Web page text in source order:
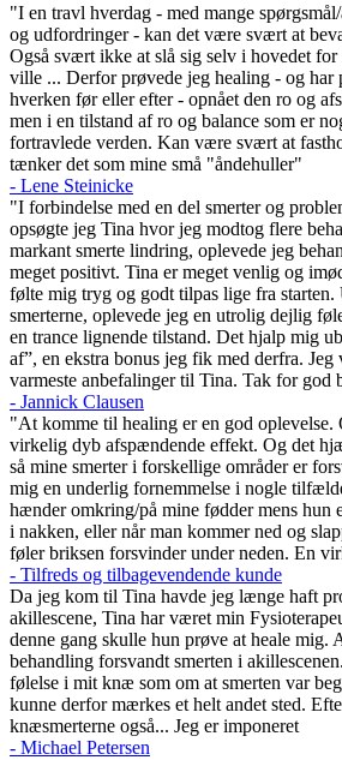
"I en travl hverdag - med mange
og udfordringer - kan det være svært at
Også svært ikke at slå sig selv i hovedet for
ville ... Derfor prøvede jeg healing - og har
hverken før eller efter - opnået den ro og
men i en tilstand af ro og balance som er
fortravlede verden. Kan være svært at
tænker det som mine små "åndehuller"
- Lene Steinicke
"I forbindelse med en del smerter og
opsøgte jeg Tina hvor jeg modtog flere
markant smerte lindring, oplevede jeg
meget positivt. Tina er meget venlig og
følte mig tryg og godt tilpas lige fra
smerterne, oplevede jeg en utrolig dejlig
en trance lignende tilstand. Det hjalp mig
af”, en ekstra bonus jeg fik med derfra. Jeg
varmeste anbefalinger til Tina. Tak for god
- Jannick Clausen
"At komme til healing er en god
virkelig dyb afspændende effekt. Og det
så mine smerter i forskellige områder er
mig en underlig fornemmelse i nogle
hænder omkring/på mine fødder mens hun
i nakken, eller når man kommer ned og
føler briksen forsvinder under neden. En
- Tilfreds og tilbagevendende kunde
Da jeg kom til Tina havde jeg længe haft
akillescene, Tina har været min
denne gang skulle hun prøve at heale mig.
behandling forsvandt smerten i
følelse i mit knæ som om at smerten var
kunne derfor mærkes et helt andet sted.
knæsmerterne også... Jeg er imponeret
- Michael Petersen